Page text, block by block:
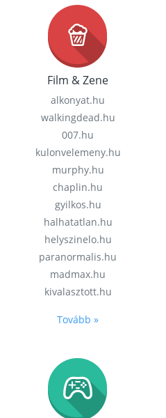
Film & Zene
alkonyat.hu
walkingdead.hu
007.hu
kulonvelemeny.hu
murphy.hu
chaplin.hu
gyilkos.hu
halhatatlan.hu
helyszinelo.hu
paranormalis.hu
madmax.hu
kivalasztott.hu
Tovább »